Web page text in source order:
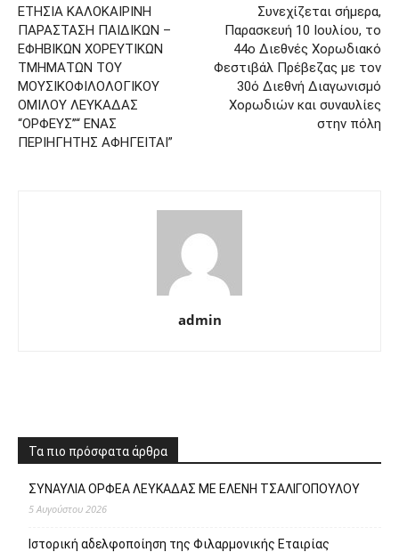
ΕΤΗΣΙΑ ΚΑΛΟΚΑΙΡΙΝΗ
ΠΑΡΑΣΤΑΣΗ ΠΑΙΔΙΚΩΝ –
ΕΦΗΒΙΚΩΝ ΧΟΡΕΥΤΙΚΩΝ
ΤΜΗΜΑΤΩΝ ΤΟΥ
ΜΟΥΣΙΚΟΦΙΛΟΛΟΓΙΚΟΥ
ΟΜΙΛΟΥ ΛΕΥΚΑΔΑΣ
“ΟΡΦΕΥΣ’’“ ΕΝΑΣ
ΠΕΡΙΗΓΗΤΗΣ ΑΦΗΓΕΙΤΑΙ”
Συνεχίζεται σήμερα,
Παρασκευή 10 Ιουλίου, το
44ο Διεθνές Χορωδιακό
Φεστιβάλ Πρέβεζας με τον
30ό Διεθνή Διαγωνισμό
Χορωδιών και συναυλίες
στην πόλη
admin
Τα πιο πρόσφατα άρθρα
ΣΥΝΑΥΛΙΑ ΟΡΦΕΑ ΛΕΥΚΑΔΑΣ ΜΕ ΕΛΕΝΗ ΤΣΑΛΙΓΟΠΟΥΛΟΥ
5 Αυγούστου 2026
Ιστορική αδελφοποίηση της Φιλαρμονικής Εταιρίας